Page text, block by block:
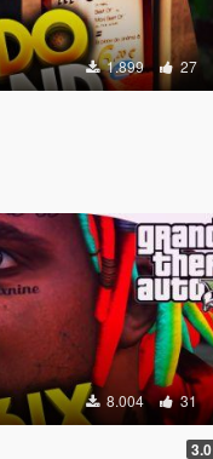
1.899 27
8.004 31
3.0